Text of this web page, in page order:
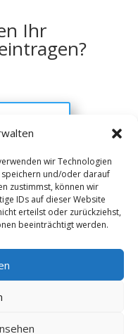
wir Technologien
und/oder darauf
zustimmst, können wir
IDs auf dieser Website
erteilst oder zurückziehst,
beeinträchtigt werden.
Ihr
Datenschutz
AGB
AVO UG |
Die ist ein
und Fachbetrieben
Wenn Sie bei den
oder etwas
Einträge wurden